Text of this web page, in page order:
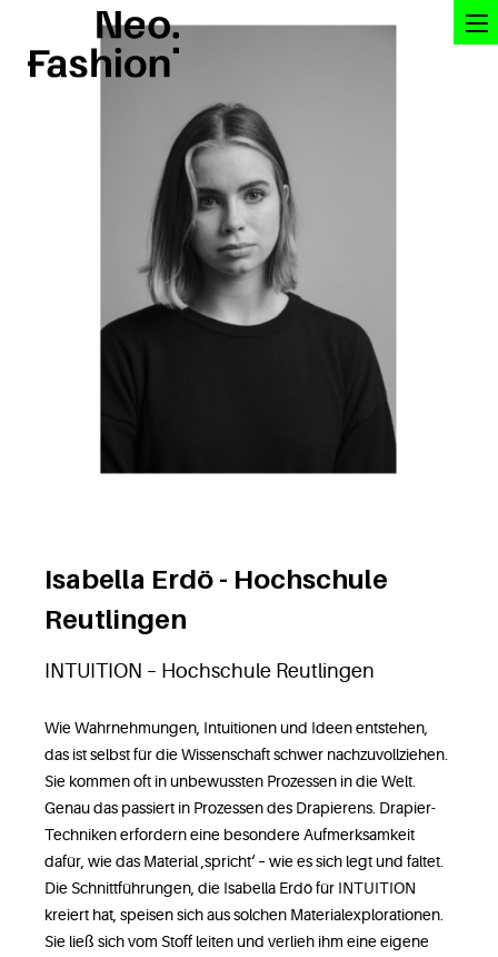
Isabella Erdö - Hochschule
Reutlingen
INTUITION – Hochschule Reutlingen
Wie Wahrnehmungen, Intuitionen und Ideen entstehen,
das ist selbst für die Wissenschaft schwer nachzuvollziehen.
Sie kommen oft in unbewussten Prozessen in die Welt.
Genau das passiert in Prozessen des Drapierens. Drapier-
Techniken erfordern eine besondere Aufmerksamkeit
dafür, wie das Material ‚spricht‘ – wie es sich legt und faltet.
Die Schnittführungen, die Isabella Erdö für INTUITION
kreiert hat, speisen sich aus solchen Materialexplorationen.
Sie ließ sich vom Stoff leiten und verlieh ihm eine eigene